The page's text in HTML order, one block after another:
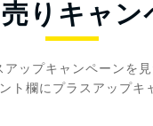
りキャン
ップキャンペーンを
ト欄にプラスアップキ